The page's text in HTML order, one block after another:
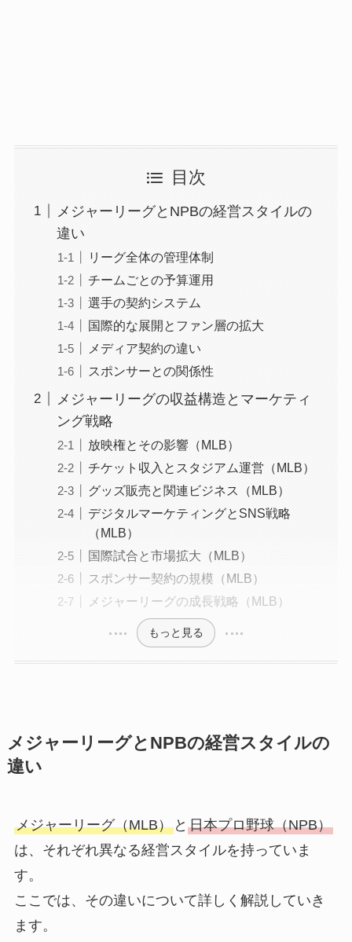
目次
メジャーリーグとNPBの経営スタイルの
違い
リーグ全体の管理体制
チームごとの予算運用
選手の契約システム
国際的な展開とファン層の拡大
メディア契約の違い
スポンサーとの関係性
メジャーリーグの収益構造とマーケティ
ング戦略
放映権とその影響（MLB）
チケット収入とスタジアム運営（MLB）
グッズ販売と関連ビジネス（MLB）
デジタルマーケティングとSNS戦略
（MLB）
国際試合と市場拡大（MLB）
スポンサー契約の規模（MLB）
メジャーリーグの成長戦略（MLB）
もっと見る
メジャーリーグとNPBの経営スタイルの
違い
メジャーリーグ（MLB）と 日本プロ野球（NPB）
は、それぞれ異なる経営スタイルを持っていま
す。
ここでは、その違いについて詳しく解説していき
ます。